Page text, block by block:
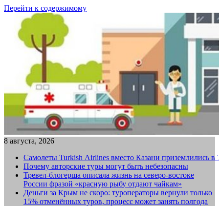
Перейти к содержимому
8 августа, 2026
Самолеты Turkish Airlines вместо Казани приземлились в
Почему авторские туры могут быть небезопасны
Тревел-блогерша описала жизнь на северо-востоке
России фразой «красную рыбу отдают чайкам»
Деньги за Крым не скоро: туроператоры вернули только
15% отменённых туров, процесс может занять полгода